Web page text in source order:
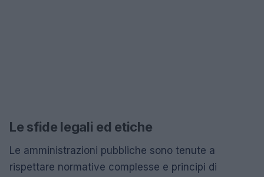
Le sfide legali ed etiche
Le amministrazioni pubbliche sono tenute a
rispettare normative complesse e principi di